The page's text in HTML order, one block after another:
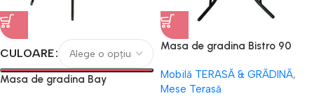
CULOARE
Masa de gradina Bay
Masa de gradina Bistro 90
Mobilă TERASĂ & GRĂDINĂ,
Mese Terasă